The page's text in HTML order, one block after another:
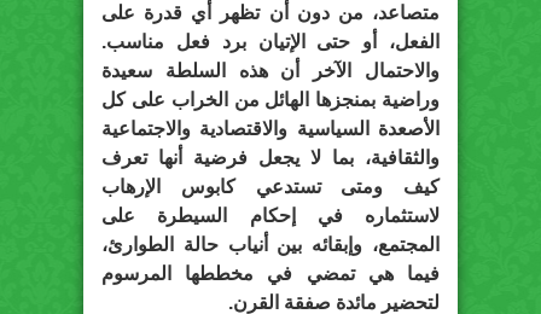
متصاعد، من دون أن تظهر أي قدرة على
الفعل، أو حتى الإتيان برد فعل مناسب.
والاحتمال الآخر أن هذه السلطة سعيدة
وراضية بمنجزها الهائل من الخراب على كل
الأصعدة السياسية والاقتصادية والاجتماعية
والثقافية، بما لا يجعل فرضية أنها تعرف
كيف ومتى تستدعي كابوس الإرهاب
لاستثماره في إحكام السيطرة على
المجتمع، وإبقائه بين أنياب حالة الطوارئ،
فيما هي تمضي في مخططها المرسوم
لتحضير مائدة صفقة القرن.